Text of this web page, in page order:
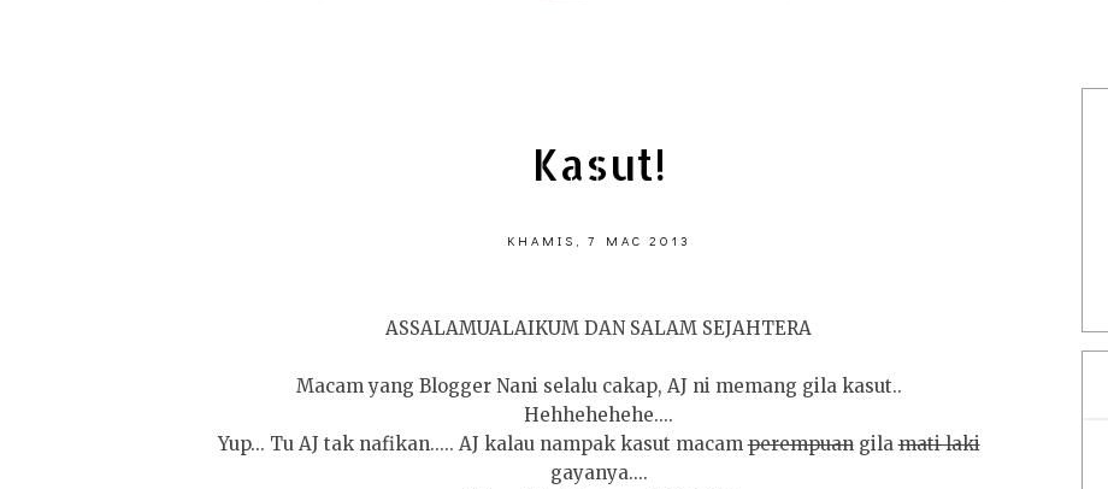
Kasut!
KHAMIS, 7 MAC 2013
ASSALAMUALAIKUM DAN SALAM SEJAHTERA
Macam yang Blogger Nani selalu cakap, AJ ni memang gila kasut..
Hehhehehehe....
Yup... Tu AJ tak nafikan..... AJ kalau nampak kasut macamperempuangilamati laki
gayanya....